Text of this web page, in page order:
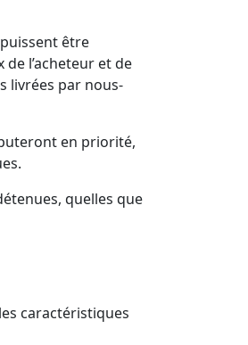
être
l’acheteur et de
livrées par nous-
en priorité,
quelles que
caractéristiques